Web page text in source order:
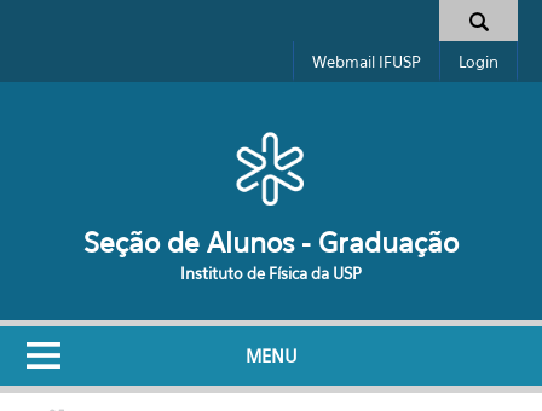
Formulário de busca
Webmail IFUSP Login
Seção de Alunos - Graduação
Instituto de Física da USP
MENU